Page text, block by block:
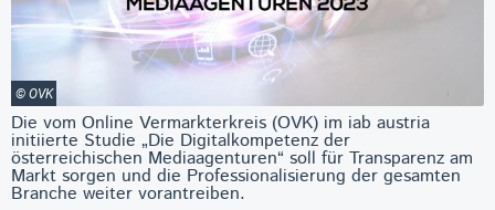
© OVK
Die vom Online Vermarkterkreis (OVK) im iab austria
initiierte Studie „Die Digitalkompetenz der
österreichischen Mediaagenturen“ soll für Transparenz am
Markt sorgen und die Professionalisierung der gesamten
Branche weiter vorantreiben.